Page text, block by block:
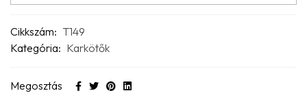
Cikkszám: T149
Kategória: Karkötők
Megosztás